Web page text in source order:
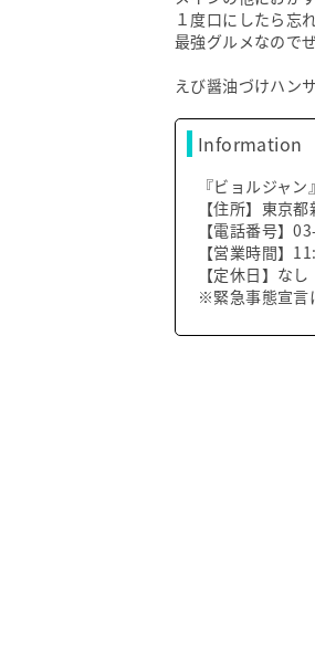
１度口にしたら忘
最強グルメなので
えび醤油づけハン
Information
『ビョルジャン』
【住所】東京
【電話番号】
【営業時間】
【定休日】なし
※緊急事態宣言